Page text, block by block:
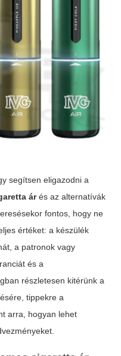
segítsen eligazodni a
árés az alternatívák
fontos, hogy ne
értéket: a készülék
a patronok vagy
és a
részletesen kitérünk a
tippekre a
arra, hogyan lehet